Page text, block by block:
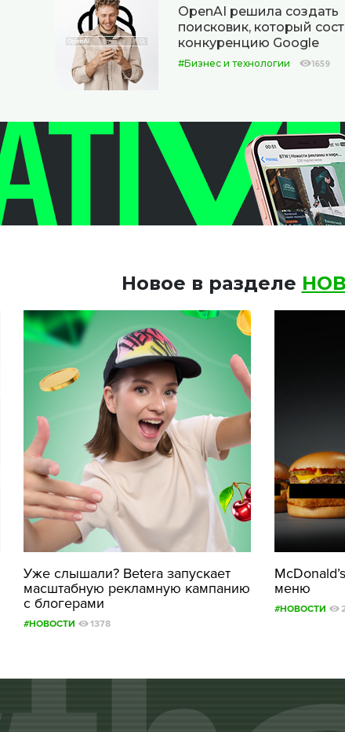
OpenAI решила создать
поисковик, который
конкуренцию Google
#Бизнес и технологии 1659
Новое в разделе
Уже слышали? Betera запускает
масштабную рекламную кампанию
с блогерами
#НОВОСТИ 1378
меню
#НОВОСТИ